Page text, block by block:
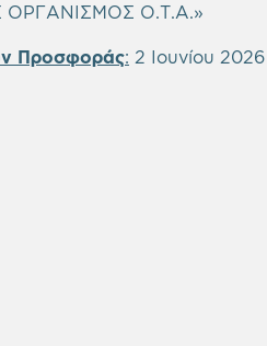
ΟΡΓΑΝΙΣΜΟΣ Ο.Τ.Α.»
Προσφοράς: 2 Ιουνίου